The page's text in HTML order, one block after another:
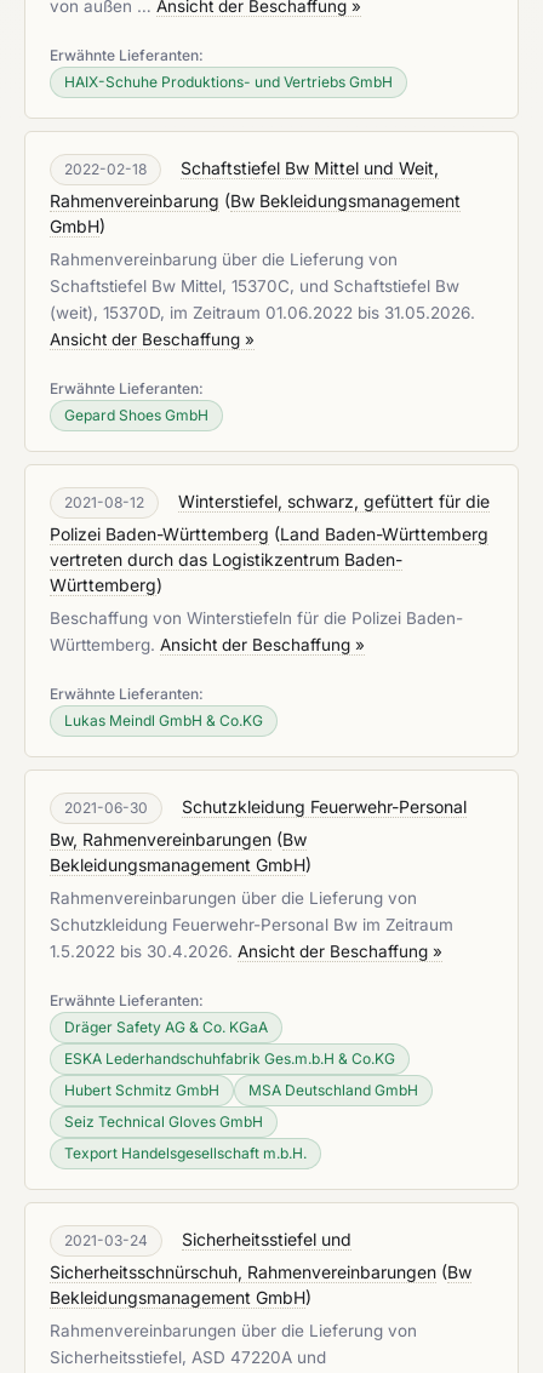
von außen … Ansicht der Beschaffung »
Erwähnte Lieferanten:
HAIX-Schuhe Produktions- und Vertriebs GmbH
2022-02-18
Schaftstiefel Bw Mittel und Weit,
Rahmenvereinbarung (Bw Bekleidungsmanagement
GmbH)
Rahmenvereinbarung über die Lieferung von
Schaftstiefel Bw Mittel, 15370C, und Schaftstiefel Bw
(weit), 15370D, im Zeitraum 01.06.2022 bis 31.05.2026.
Ansicht der Beschaffung »
Erwähnte Lieferanten:
Gepard Shoes GmbH
2021-08-12
Winterstiefel, schwarz, gefüttert für die
Polizei Baden-Württemberg (Land Baden-Württemberg
vertreten durch das Logistikzentrum Baden-
Württemberg)
Beschaffung von Winterstiefeln für die Polizei Baden-
Württemberg. Ansicht der Beschaffung »
Erwähnte Lieferanten:
Lukas Meindl GmbH & Co.KG
2021-06-30
Schutzkleidung Feuerwehr-Personal
Bw, Rahmenvereinbarungen (Bw
Bekleidungsmanagement GmbH)
Rahmenvereinbarungen über die Lieferung von
Schutzkleidung Feuerwehr-Personal Bw im Zeitraum
1.5.2022 bis 30.4.2026. Ansicht der Beschaffung »
Erwähnte Lieferanten:
Dräger Safety AG & Co. KGaA
ESKA Lederhandschuhfabrik Ges.m.b.H & Co.KG
Hubert Schmitz GmbH
MSA Deutschland GmbH
Seiz Technical Gloves GmbH
Texport Handelsgesellschaft m.b.H.
2021-03-24
Sicherheitsstiefel und
Sicherheitsschnürschuh, Rahmenvereinbarungen (Bw
Bekleidungsmanagement GmbH)
Rahmenvereinbarungen über die Lieferung von
Sicherheitsstiefel, ASD 47220A und